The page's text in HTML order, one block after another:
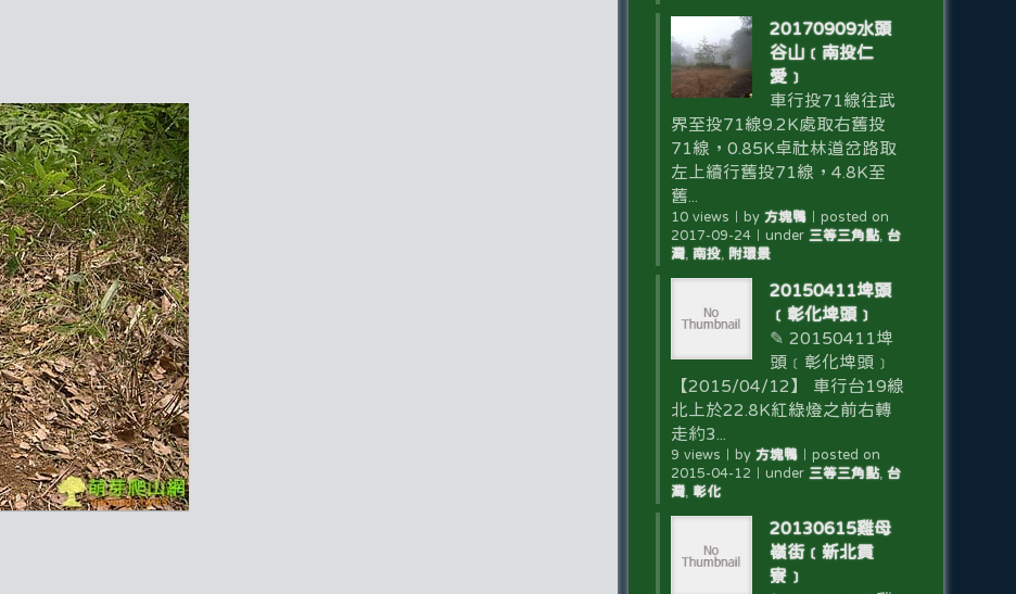
20170909水頭
谷山﹝南投仁
愛﹞
車行投71線往武
界至投71線9.2K處取右舊投
71線，0.85K卓社林道岔路取
左上續行舊投71線，4.8K至
舊...
10 views by 方塊鴨｜ posted on
2017-09-24｜ under 三等三角點, 台
灣, 南投, 附環景
20150411埤頭
﹝彰化埤頭﹞
✎ 20150411埤
頭﹝彰化埤頭﹞
【2015/04/12】 車行台19線
北上於22.8K紅綠燈之前右轉
走約3...
9 views by 方塊鴨｜ posted on
2015-04-12
under 三等三角點, 台
灣, 彰化
20130615雞母
嶺街﹝新北貢
寮﹞